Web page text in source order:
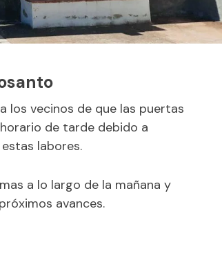
los vecinos de que las puertas
de tarde debido a
labores.
a lo largo de la mañana y
avances.